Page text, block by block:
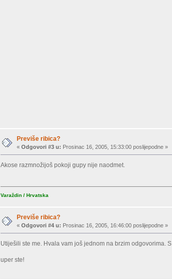
Previše ribica?
«Odgovori #3 u: Prosinac 16, 2005, 15:33:00 poslijepodne »
Akose razmnožijoš pokoji gupy nije naodmet.
Varaždin / Hrvatska
Previše ribica?
«Odgovori #4 u: Prosinac 16, 2005, 16:46:00 poslijepodne »
Utiješili ste me. Hvala vam još jednom na brzim odgovorima. S
uper ste!